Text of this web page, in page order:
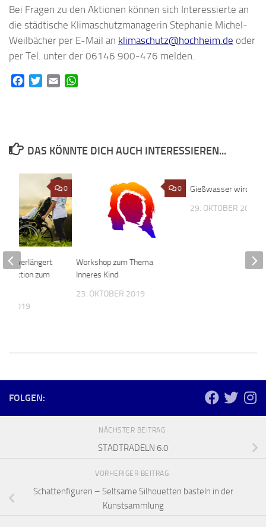
Bei Fragen zu den Aktionen können sich Interessierte an
die städtische Klimaschutzmanagerin Stephanie Michel-
Weilbächer per E-Mail an klimaschutz@hochheim.de oder
per Tel. unter der 06146 900-476 melden.
FacebookTwitterEmail
DAS KÖNNTE DICH AUCH INTERESSIEREN...
0
Workshop zum Thema
Inneres Kind
23. OKTOBER 2019
Gießwasser wird
29. OKTOBER 2019
0
verlängert
zum
2019
FOLGEN:
NÄCHSTER BEITRAG
STADTRADELN 6.0
VORHERIGER BEITRAG
Schattenfiguren – Seltsame Silhouetten basteln in der
Kunstsammlung